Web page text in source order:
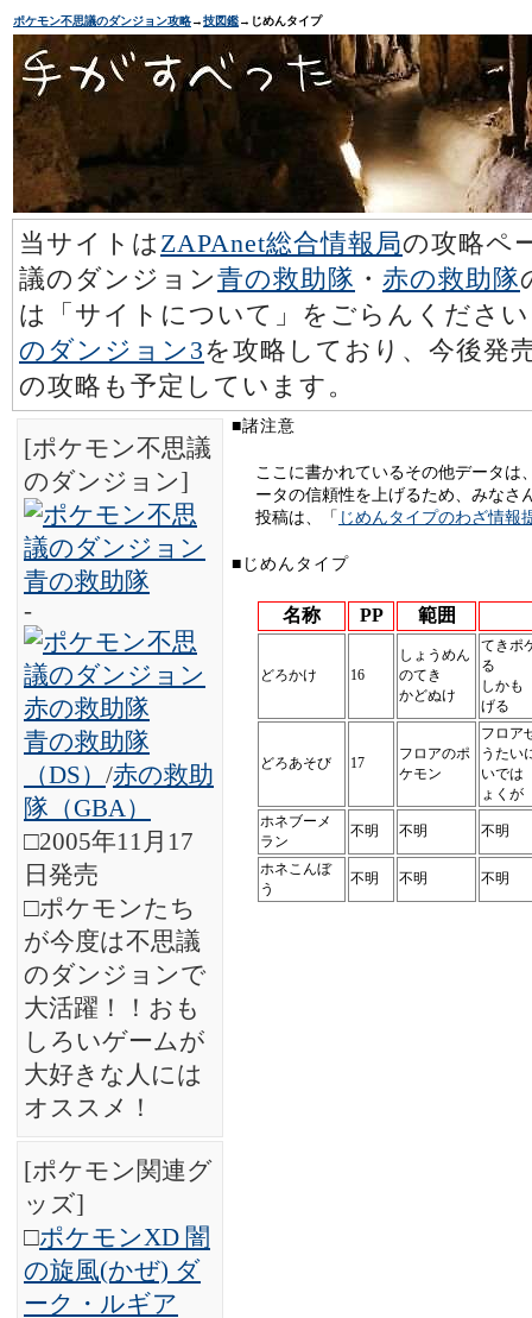
ポケモン不思議のダンジョン攻略→技図鑑→じめんタイプ
当サイトは ZAPAnet総合情報局の攻略ペ
議のダンジョン青の救助隊 ・ 赤の救助隊
は「サイトについて」をごらんくださ
のダンジョン3を攻略しており、今後発
の攻略も予定しています。
[ポケモン不思議
のダンジョン]
-
青の救助隊
（DS） /赤の救助
隊（GBA）
□2005年11月17
日発売
□ポケモンたち
が今度は不思議
のダンジョンで
大活躍！！おも
しろいゲームが
大好きな人には
オススメ！
[ポケモン関連グ
ッズ]
□ポケモンXD 闇
の旋風(かぜ) ダ
ーク・ルギア
■諸注意
ここに書かれているその他データは
ータの信頼性を上げるため、みなさ
投稿は、「 じめんタイプのわざ情報
■じめんタイプ
名称 PP 範囲
どろかけ 16
しょうめん
のてき
かどぬけ
てきポ
る
しかも
げる
どろあそび 17
フロアのポ
ケモン
フロア
うたい
いでは
ょくが
ホネブーメ
ラン
不明 不明 不明
ホネこんぼ
う
不明 不明 不明